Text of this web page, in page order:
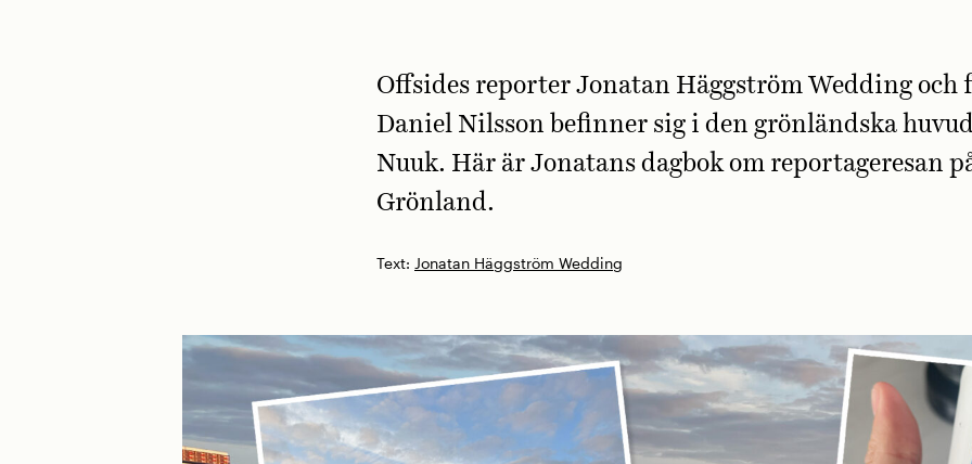
Text: Jonatan Häggström Wedding
Offsides reporter Jonatan Häggström Wedding och
Daniel Nilsson befinner sig i den grönländska
Nuuk. Här är Jonatans dagbok om reportageresan
Grönland.